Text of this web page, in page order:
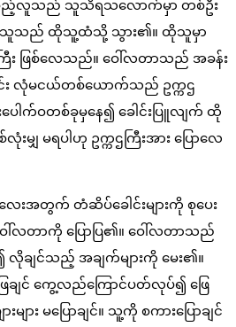
ည့်လူသည် သူသိရသလောက်မှာ တစ်ဦး
သူသည် ထိုသူ့ထံသို့ သွား၏။ ထိုသူမှာ
း ဖြစ်လေသည်။ ဝေါ်လတာသည် အခန်း
း လုံမငယ်တစ်ယောက်သည် ဥက္ကဌ
ေါက်ဝတစ်ခုမှနေ၍ ခေါင်းပြူလျက် ထို
ျှ မရပါဟု ဥက္ကဌကြီးအား ပြောလေ
ေးအတွက် တံဆိပ်ခေါင်းများကို စုပေး
ါ်လတာကို ပြောပြ၏။ ဝေါ်လတာသည်
လိုချင်သည့် အချက်များကို မေး၏။
ြေချင် ကွေ့လည်ကြောင်ပတ်လုပ်၍ ဖြေ
ား မပြောချင်။ သူ့ကို စကားပြောချင်